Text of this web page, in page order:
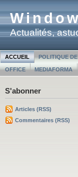
Actualités,
ACCUEIL POLITIQUE
OFFICE MEDIAFORMA
S'abonner
Articles (RSS)
Commentaires (RSS)